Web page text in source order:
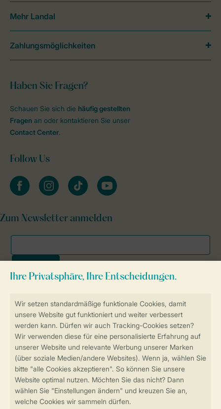
Sicherstellung Deiner Privatsphäre
Sicher und schnell zur Online-Buchung
SSL-Verschlüsselung
Sichere Datenübertragung
Sicheres Bezahlen
Haben Sie Fragen?
Schauen Sie sich die häufig gestellten
Fragen an oder kontaktieren Sie unser
Contact Center.
Follow Us
facebookinstagramtiktok youtube
Zum Newsletter anmelden
Mehr Landal
Zahlungsmöglichkeiten